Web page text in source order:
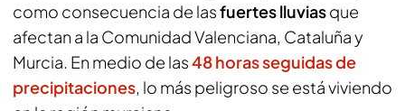
como consecuencia de lasfuertes lluviasque
afectan a la Comunidad Valenciana, Cataluña y
Murcia. En medio de las48 horas seguidas de
precipitaciones, lo más peligroso se está viviendo